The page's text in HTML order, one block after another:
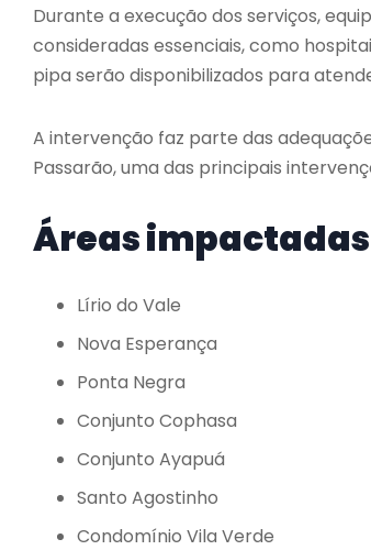
Durante a execução dos serviços,
consideradas essenciais, como
pipa serão disponibilizados para
A intervenção faz parte das
Passarão, uma das principais
Áreas impactadas
Lírio do Vale
Nova Esperança
Ponta Negra
Conjunto Cophasa
Conjunto Ayapuá
Santo Agostinho
Condomínio Vila Verde